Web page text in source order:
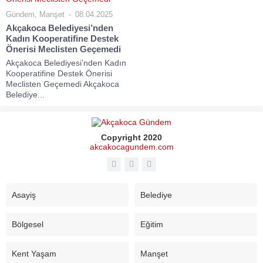
Gündem, Manşet 08.04.2025
Akçakoca Belediyesi’nden
Kadın Kooperatifine Destek
Önerisi Meclisten Geçemedi
Akçakoca Belediyesi’nden Kadın
Kooperatifine Destek Önerisi
Meclisten Geçemedi Akçakoca
Belediye...
Copyright 2020
akcakocagundem.com
Asayiş Belediye
Bölgesel Eğitim
Kent Yaşam Manşet